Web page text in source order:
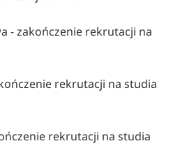
- zakończenie rekrutacji na
rekrutacji na studia
rekrutacji na studia